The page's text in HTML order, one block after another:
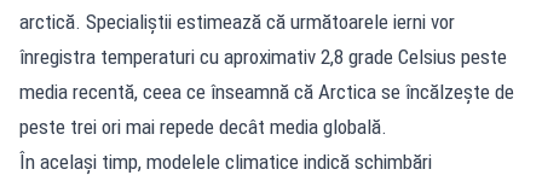
arctică. Specialiștii estimează că următoarele ierni vor
înregistra temperaturi cu aproximativ 2,8 grade Celsius peste
media recentă, ceea ce înseamnă că Arctica se încălzește de
peste trei ori mai repede decât media globală.
În același timp, modelele climatice indică schimbări